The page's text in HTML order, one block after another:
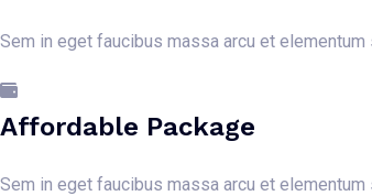
Sem in eget faucibus massa arcu et
Affordable Package
Sem in eget faucibus massa arcu et